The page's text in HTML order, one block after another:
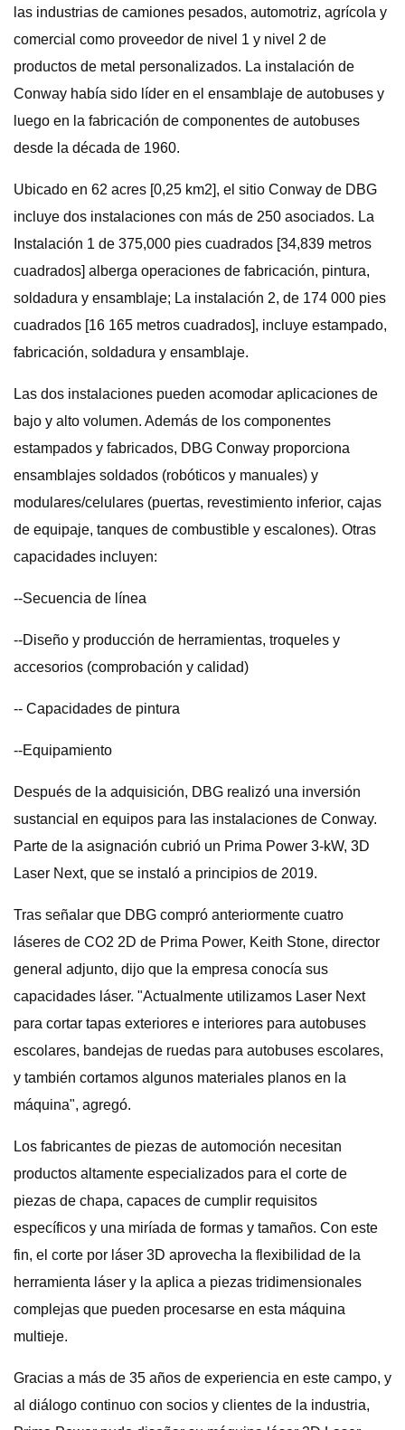
las industrias de camiones pesados, automotriz, agrícola y
comercial como proveedor de nivel 1 y nivel 2 de
productos de metal personalizados. La instalación de
Conway había sido líder en el ensamblaje de autobuses y
luego en la fabricación de componentes de autobuses
desde la década de 1960.
Ubicado en 62 acres [0,25 km2], el sitio Conway de DBG
incluye dos instalaciones con más de 250 asociados. La
Instalación 1 de 375,000 pies cuadrados [34,839 metros
cuadrados] alberga operaciones de fabricación, pintura,
soldadura y ensamblaje; La instalación 2, de 174 000 pies
cuadrados [16 165 metros cuadrados], incluye estampado,
fabricación, soldadura y ensamblaje.
Las dos instalaciones pueden acomodar aplicaciones de
bajo y alto volumen. Además de los componentes
estampados y fabricados, DBG Conway proporciona
ensamblajes soldados (robóticos y manuales) y
modulares/celulares (puertas, revestimiento inferior, cajas
de equipaje, tanques de combustible y escalones). Otras
capacidades incluyen:
--Secuencia de línea
--Diseño y producción de herramientas, troqueles y
accesorios (comprobación y calidad)
-- Capacidades de pintura
--Equipamiento
Después de la adquisición, DBG realizó una inversión
sustancial en equipos para las instalaciones de Conway.
Parte de la asignación cubrió un Prima Power 3-kW, 3D
Laser Next, que se instaló a principios de 2019.
Tras señalar que DBG compró anteriormente cuatro
láseres de CO2 2D de Prima Power, Keith Stone, director
general adjunto, dijo que la empresa conocía sus
capacidades láser. "Actualmente utilizamos Laser Next
para cortar tapas exteriores e interiores para autobuses
escolares, bandejas de ruedas para autobuses escolares,
y también cortamos algunos materiales planos en la
máquina", agregó.
Los fabricantes de piezas de automoción necesitan
productos altamente especializados para el corte de
piezas de chapa, capaces de cumplir requisitos
específicos y una miríada de formas y tamaños. Con este
fin, el corte por láser 3D aprovecha la flexibilidad de la
herramienta láser y la aplica a piezas tridimensionales
complejas que pueden procesarse en esta máquina
multieje.
Gracias a más de 35 años de experiencia en este campo, y
al diálogo continuo con socios y clientes de la industria,